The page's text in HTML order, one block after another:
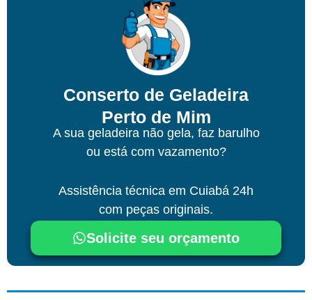
Conserto de Geladeira
Perto de Mim
A sua geladeira não gela, faz barulho
ou está com vazamento?
Assistência técnica em Cuiabá 24h
com peças originais.
Solicite seu orçamento